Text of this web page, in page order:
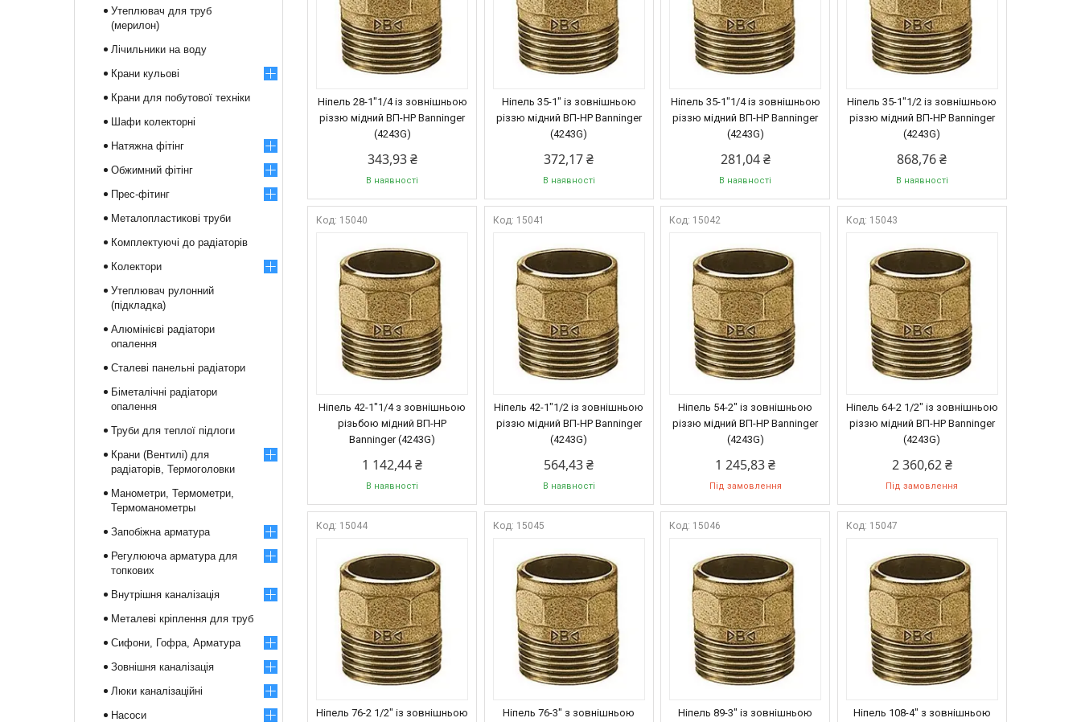
Ніпель 28-1"1/4 із зовнішньою
різзю мідний ВП-НР Banninger
(4243G)
343,93 ₴
В наявності
Ніпель 35-1" із зовнішньою
різзю мідний ВП-НР Banninger
(4243G)
372,17 ₴
В наявності
Ніпель 35-1"1/4 із зовнішньою
різзю мідний ВП-НР Banninger
(4243G)
281,04 ₴
В наявності
Ніпель 35-1"1/2 із зовнішньою
різзю мідний ВП-НР Banninger
(4243G)
868,76 ₴
В наявності
15040
Ніпель 42-1"1/4 з зовнішньою
різьбою мідний ВП-НР
Banninger (4243G)
1 142,44 ₴
В наявності
15041
Ніпель 42-1"1/2 із зовнішньою
різзю мідний ВП-НР Banninger
(4243G)
564,43 ₴
В наявності
15042
Ніпель 54-2" із зовнішньою
різзю мідний ВП-НР Banninger
(4243G)
1 245,83 ₴
Під замовлення
15043
Ніпель 64-2 1/2" із зовнішньою
різзю мідний ВП-НР Banninger
(4243G)
2 360,62 ₴
Під замовлення
15044
Ніпель 76-2 1/2" із зовнішньою
15045
Ніпель 76-3" з зовнішньою
15046
Ніпель 89-3" із зовнішньою
15047
Ніпель 108-4" з зовнішньою
Утеплювач для труб
(мерилон)
Лічильники на воду
Крани кульові
Крани для побутової техніки
Шафи колекторні
Натяжна фітінг
Обжимний фітінг
Прес-фітинг
Металопластикові труби
Комплектуючі до радіаторів
Колектори
Утеплювач рулонний
(підкладка)
Алюмінієві радіатори
опалення
Сталеві панельні радіатори
Біметалічні радіатори
опалення
Труби для теплої підлоги
Крани (Вентилі) для
радіаторів, Термоголовки
Манометри, Термометри,
Термоманометры
Запобіжна арматура
Регулююча арматура для
топкових
Внутрішня каналізація
Металеві кріплення для труб
Сифони, Гофра, Арматура
Зовнішня каналізація
Люки каналізаційні
Насоси